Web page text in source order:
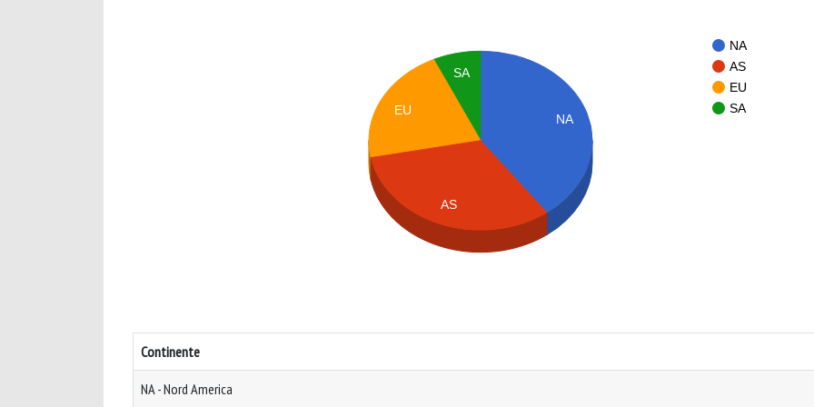
NA
AS
EU
SA
NA
SA
EU
AS
Continente
NA - Nord America